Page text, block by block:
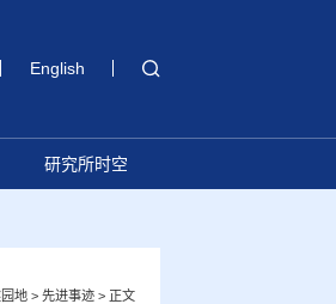
English
研究所时空
地 > 先进事迹 > 正文